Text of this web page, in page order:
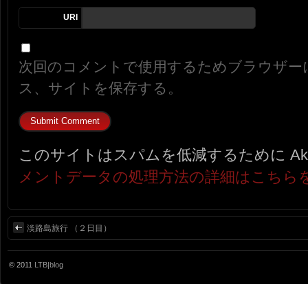
URI
次回のコメントで使用するためブラウザ
ス、サイトを保存する。
このサイトはスパムを低減するために
メントデータの処理方法の詳細はこちら
淡路島旅行 （２日目）
© 2011 LTB|blog